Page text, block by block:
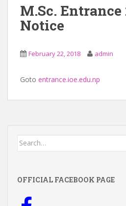
M.Sc. Entrance
Notice
February 22, 2018 admin
Goto entrance.ioe.edu.np
Search
OFFICIAL FACEBOOK PAGE